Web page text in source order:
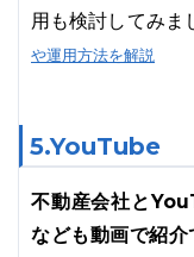
用も検討してみま
や運用方法を解説
5.YouTube
不動産会社と
なども動画で紹介